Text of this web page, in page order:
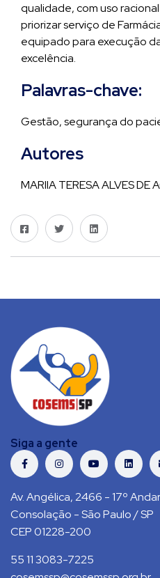
qualidade, com uso
priorizar serviço de
equipado para execução
excelência.
Palavras-chave:
Gestão, segurança do
Autores
MARIIA TERESA ALVES DE
Siga a gente
Av. Angélica, 2466 - 17º Andar
Consolação - São Paulo / SP
CEP 01228-200
55 11 3083-7225